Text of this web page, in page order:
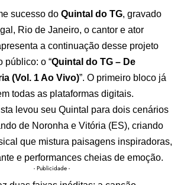
sucesso do Quintal do TG, gravado
Rio de Janeiro, o cantor e ator
a continuação desse projeto
público: o “Quintal do TG – De
(Vol. 1 Ao Vivo)”. O primeiro bloco já
todas as plataformas digitais.
levou seu Quintal para dois cenários
de Noronha e Vitória (ES), criando
que mistura paisagens inspiradoras,
e performances cheias de emoção.
- Publicidade -